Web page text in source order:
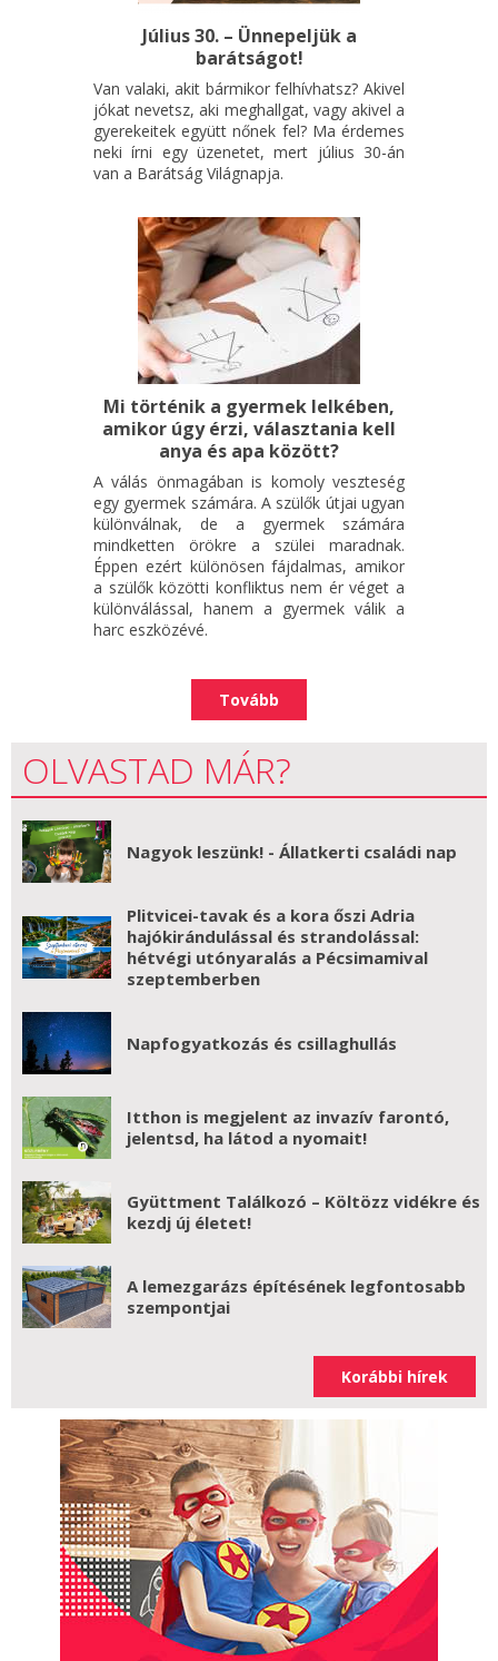
Július 30. – Ünnepeljük a
barátságot!
Van valaki, akit bármikor felhívhatsz? Akivel
jókat nevetsz, aki meghallgat, vagy akivel a
gyerekeitek együtt nőnek fel? Ma érdemes
neki írni egy üzenetet, mert július 30-án
van a Barátság Világnapja.
Mi történik a gyermek lelkében,
amikor úgy érzi, választania kell
anya és apa között?
A válás önmagában is komoly veszteség
egy gyermek számára. A szülők útjai ugyan
különválnak, de a gyermek számára
mindketten örökre a szülei maradnak.
Éppen ezért különösen fájdalmas, amikor
a szülők közötti konfliktus nem ér véget a
különválással, hanem a gyermek válik a
harc eszközévé.
Tovább
OLVASTAD MÁR?
Nagyok leszünk! - Állatkerti családi nap
Plitvicei-tavak és a kora őszi Adria
hajókirándulással és strandolással:
hétvégi utónyaralás a Pécsimamival
szeptemberben
Napfogyatkozás és csillaghullás
Itthon is megjelent az invazív farontó,
jelentsd, ha látod a nyomait!
Gyüttment Találkozó – Költözz vidékre és
kezdj új életet!
A lemezgarázs építésének legfontosabb
szempontjai
Korábbi hírek